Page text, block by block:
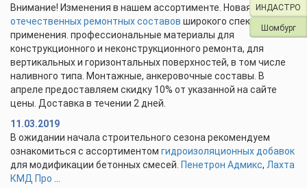
ИНДАСТРО
Шомбург
Внимание! Изменения в нашем ассортименте. Новая линейка
отечественных ремонтных составов широкого спектра
применения. профессиональные материалы для
конструкционного и неконструкционного ремонта, для
вертикальных и горизонтальных поверхностей, в том числе
наливного типа. Монтажные, анкеровочные составы. В
апреле предоставляем скидку 10% от указанной на сайте
цены. Доставка в течении 2 дней.
11.03.2019
В ожидании начала строительного сезона рекомендуем
ознакомиться с ассортиментом гидроизоляционных добавок
для модификации бетонных смесей. Пенетрон Адмикс, Лахта
КМД Про